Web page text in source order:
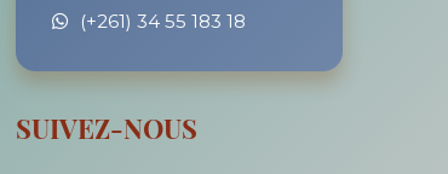
(+261) 34 55 183 18
SUIVEZ-NOUS